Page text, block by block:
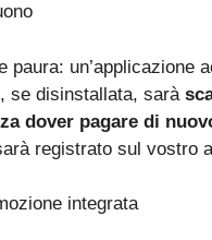
paura: un’applicazione
se disinstallata, sarà
dover pagare di
registrato sul vostro
integrata